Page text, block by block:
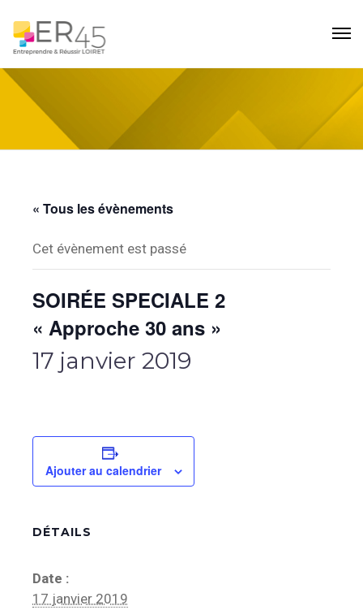
« Tous les évènements
Cet évènement est passé
SOIRÉE SPECIALE 2
« Approche 30 ans »
17 janvier 2019
Ajouter au calendrier
DÉTAILS
Date :
17 janvier 2019